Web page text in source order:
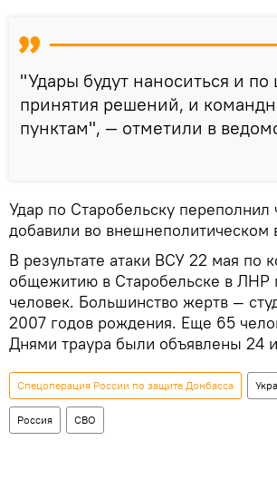
"Удары будут наноситься и по
принятия решений, и
пунктам", — отметили в
Удар по Старобельску переполнил
добавили во внешнеполитическом
В результате атаки ВСУ 22 мая по
общежитию в Старобельске в ЛНР
человек. Большинство жертв —
2007 годов рождения. Еще 65
Днями траура были объявлены 24
Спецоперация России по защите Донбасса
Россия СВО